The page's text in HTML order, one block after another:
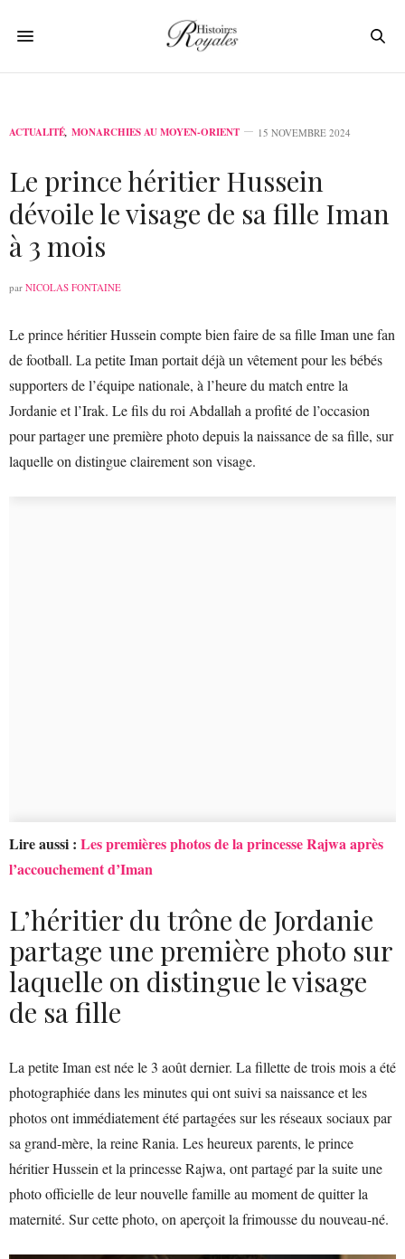
ACTUALITÉ, MONARCHIES AU MOYEN-ORIENT 15 NOVEMBRE 2024
Le prince héritier Hussein
dévoile le visage de sa fille Iman
à 3 mois
par NICOLAS FONTAINE
Le prince héritier Hussein compte bien faire de sa fille Iman une fan
de football. La petite Iman portait déjà un vêtement pour les bébés
supporters de l’équipe nationale, à l’heure du match entre la
Jordanie et l’Irak. Le fils du roi Abdallah a profité de l’occasion
pour partager une première photo depuis la naissance de sa fille, sur
laquelle on distingue clairement son visage.
Lire aussi : Les premières photos de la princesse Rajwa après
l’accouchement d’Iman
L’héritier du trône de Jordanie
partage une première photo sur
laquelle on distingue le visage
de sa fille
La petite Iman est née le 3 août dernier. La fillette de trois mois a été
photographiée dans les minutes qui ont suivi sa naissance et les
photos ont immédiatement été partagées sur les réseaux sociaux par
sa grand-mère, la reine Rania. Les heureux parents, le prince
héritier Hussein et la princesse Rajwa, ont partagé par la suite une
photo officielle de leur nouvelle famille au moment de quitter la
maternité. Sur cette photo, on aperçoit la frimousse du nouveau-né.